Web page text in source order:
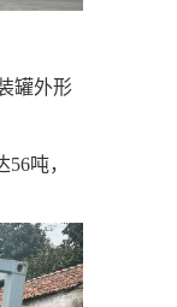
罐外形
吨，